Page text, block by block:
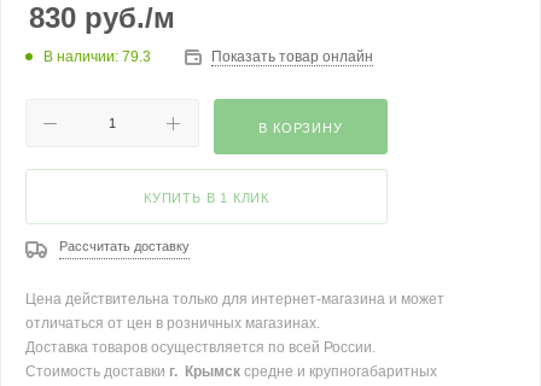
830 руб./м
В наличии: 79.3 Показать товар онлайн
В КОРЗИНУ
КУПИТЬ В 1 КЛИК
Рассчитать доставку
Цена действительна только для интернет-магазина и может
отличаться от цен в розничных магазинах.
Доставка товаров осуществляется по всей России.
Стоимость доставки г. Крымск средне и крупногабаритных